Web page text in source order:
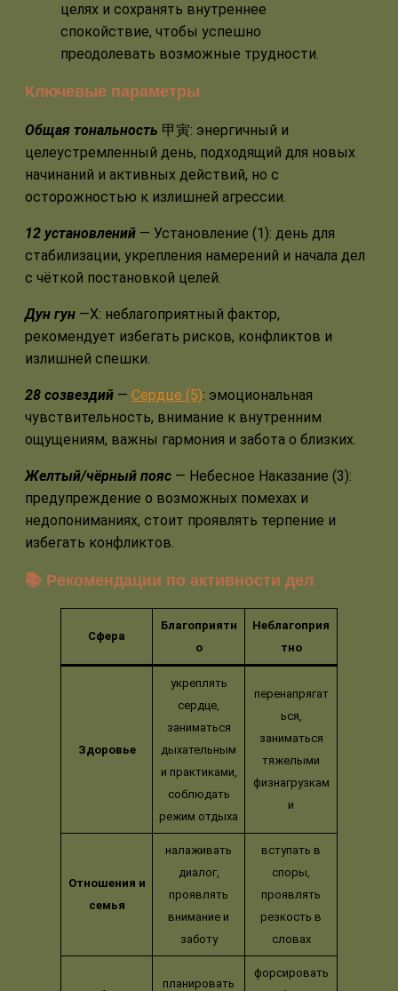
целях и сохранять внутреннее
спокойствие, чтобы успешно
преодолевать возможные трудности.
Ключевые параметры
Общая тональность 甲寅: энергичный и
целеустремленный день, подходящий для новых
начинаний и активных действий, но с
осторожностью к излишней агрессии.
12 установлений — Установление (1): день для
стабилизации, укрепления намерений и начала дел
с чёткой постановкой целей.
Дун гун —Х: неблагоприятный фактор,
рекомендует избегать рисков, конфликтов и
излишней спешки.
28 созвездий — Сердце (5): эмоциональная
чувствительность, внимание к внутренним
ощущениям, важны гармония и забота о близких.
Желтый/чёрный пояс — Небесное Наказание (3):
предупреждение о возможных помехах и
недопониманиях, стоит проявлять терпение и
избегать конфликтов.
📚 Рекомендации по активности дел
Сфера
Благоприятн
о
Неблагоприя
тно
Здоровье
укреплять
сердце,
заниматься
дыхательным
и практиками,
соблюдать
режим отдыха
перенапрягат
ься,
заниматься
тяжелыми
физнагрузкам
и
Отношения и
семья
налаживать
диалог,
проявлять
внимание и
заботу
вступать в
споры,
проявлять
резкость в
словах
планировать
форсировать